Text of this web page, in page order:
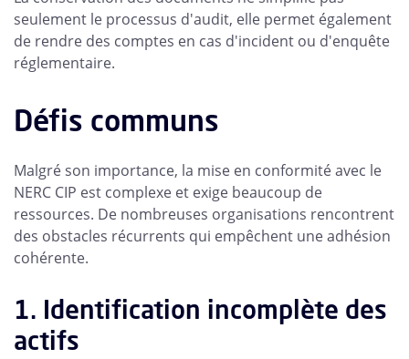
seulement le processus d'audit, elle permet également
de rendre des comptes en cas d'incident ou d'enquête
réglementaire.
Défis communs
Malgré son importance, la mise en conformité avec le
NERC CIP est complexe et exige beaucoup de
ressources. De nombreuses organisations rencontrent
des obstacles récurrents qui empêchent une adhésion
cohérente.
1. Identification incomplète des
actifs